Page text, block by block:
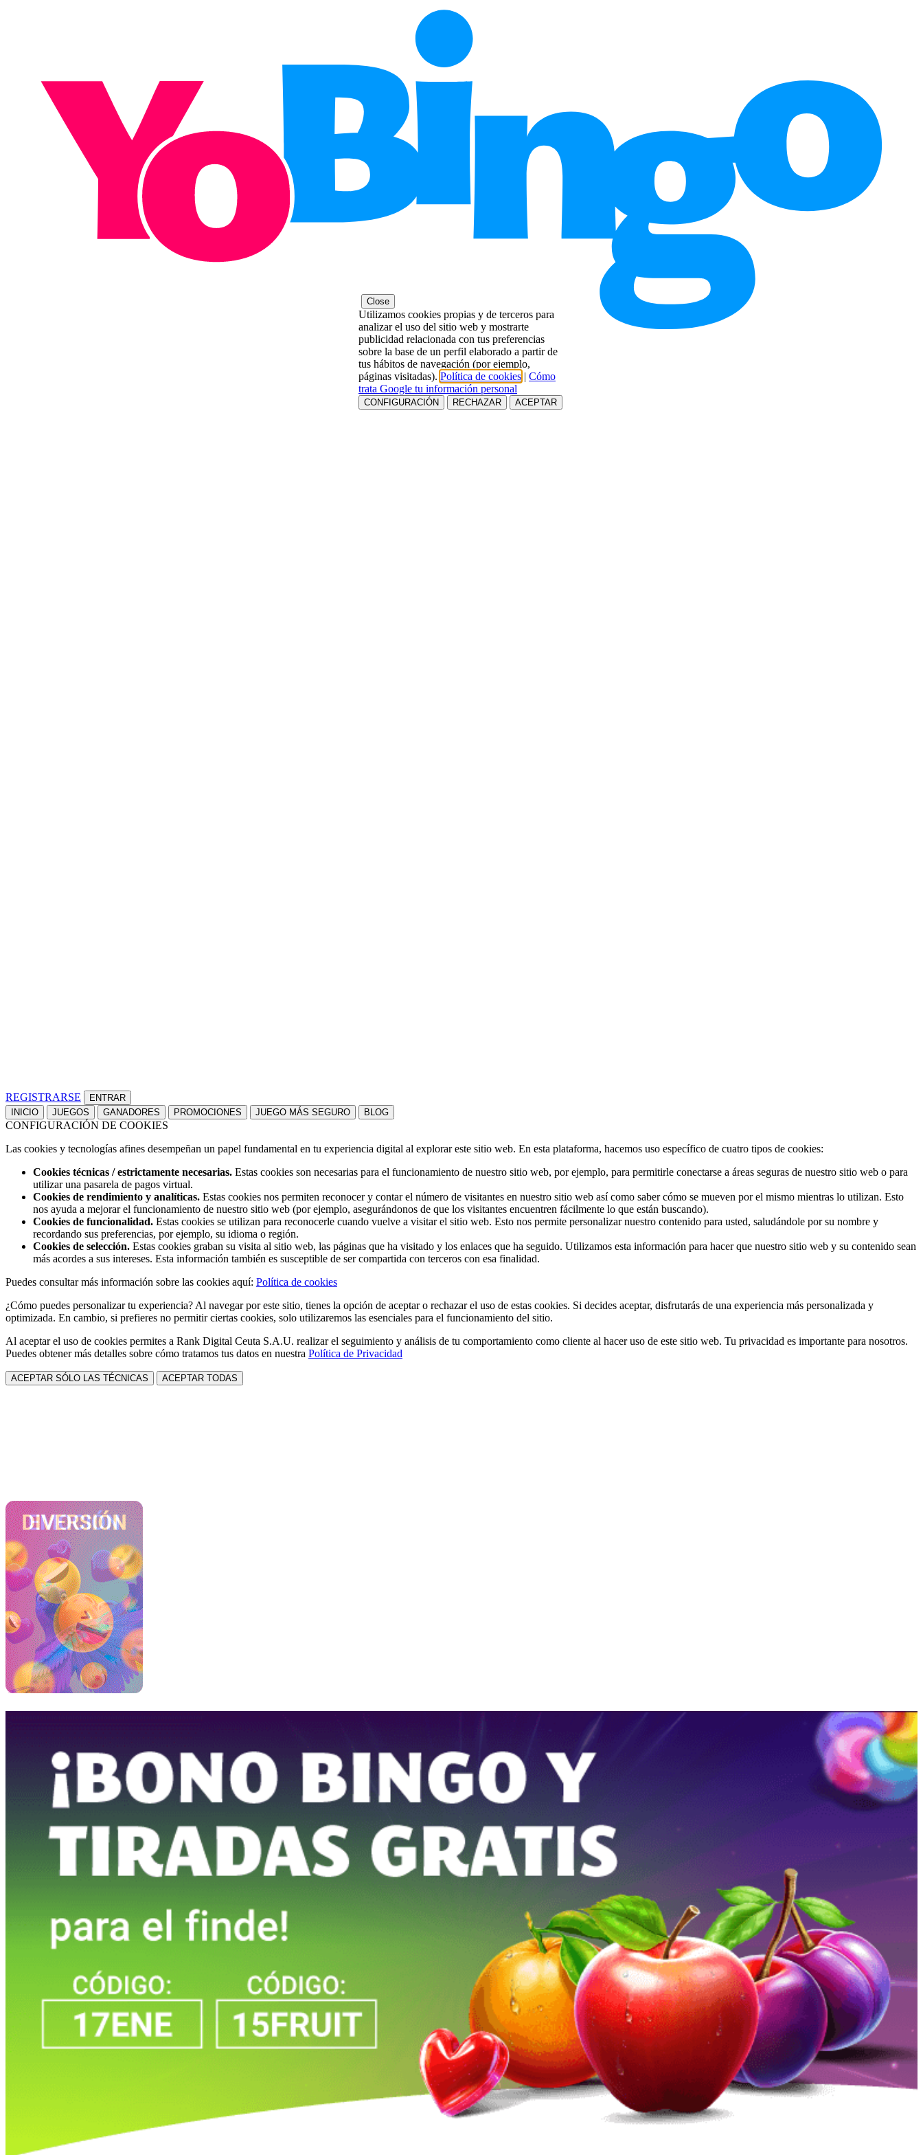
REGISTRARSE
INICIO JUEGOS GANADORES PROMOCIONES JUEGO MÁS SEGURO BLOG
CONFIGURACIÓN DE COOKIES
Las cookies y tecnologías afines desempeñan un papel fundamental en tu experiencia digital al explorar este sitio web. En esta plataforma, hacemos uso específico de cuatro tipos de cookies:
Cookies técnicas / estrictamente necesarias. Estas cookies son necesarias para el funcionamiento de nuestro sitio web, por ejemplo, para permitirle conectarse a áreas seguras de nuestro sitio web o para
utilizar una pasarela de pagos virtual.
Cookies de rendimiento y analíticas. Estas cookies nos permiten reconocer y contar el número de visitantes en nuestro sitio web así como saber cómo se mueven por el mismo mientras lo utilizan. Esto
nos ayuda a mejorar el funcionamiento de nuestro sitio web (por ejemplo, asegurándonos de que los visitantes encuentren fácilmente lo que están buscando).
Cookies de funcionalidad. Estas cookies se utilizan para reconocerle cuando vuelve a visitar el sitio web. Esto nos permite personalizar nuestro contenido para usted, saludándole por su nombre y
recordando sus preferencias, por ejemplo, su idioma o región.
Cookies de selección. Estas cookies graban su visita al sitio web, las páginas que ha visitado y los enlaces que ha seguido. Utilizamos esta información para hacer que nuestro sitio web y su contenido sean
más acordes a sus intereses. Esta información también es susceptible de ser compartida con terceros con esa finalidad.
Puedes consultar más información sobre las cookies aquí: Política de cookies
¿Cómo puedes personalizar tu experiencia? Al navegar por este sitio, tienes la opción de aceptar o rechazar el uso de estas cookies. Si decides aceptar, disfrutarás de una experiencia más personalizada y
optimizada. En cambio, si prefieres no permitir ciertas cookies, solo utilizaremos las esenciales para el funcionamiento del sitio.
Al aceptar el uso de cookies permites a Rank Digital Ceuta S.A.U. realizar el seguimiento y análisis de tu comportamiento como cliente al hacer uso de este sitio web. Tu privacidad es importante para nosotros.
Puedes obtener más detalles sobre cómo tratamos tus datos en nuestra Política de Privacidad
ACEPTAR SÓLO LAS TÉCNICAS ACEPTAR TODAS
Close
Utilizamos cookies propias y de terceros para
analizar el uso del sitio web y mostrarte
publicidad relacionada con tus preferencias
sobre la base de un perfil elaborado a partir de
tus hábitos de navegación (por ejemplo,
páginas visitadas). Política de cookies | Cómo
trata Google tu información personal
CONFIGURACIÓN RECHAZAR ACEPTAR